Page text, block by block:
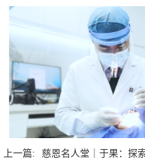
上一篇:
慈恩名人堂｜于果：探